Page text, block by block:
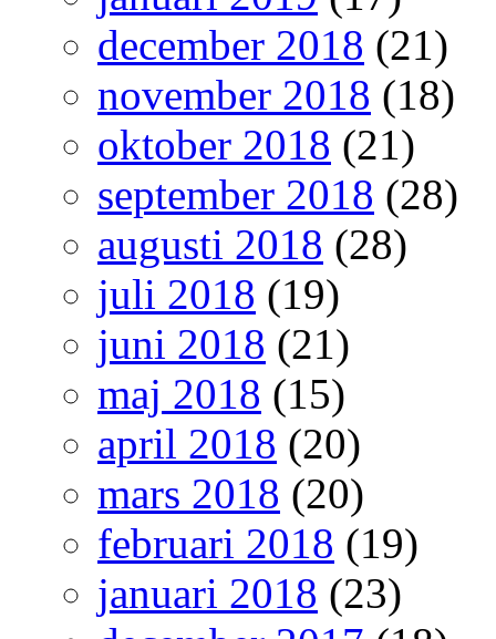
december 2018 (21)
november 2018 (18)
oktober 2018 (21)
september 2018 (28)
augusti 2018 (28)
juli 2018 (19)
juni 2018 (21)
maj 2018 (15)
april 2018 (20)
mars 2018 (20)
februari 2018 (19)
januari 2018 (23)